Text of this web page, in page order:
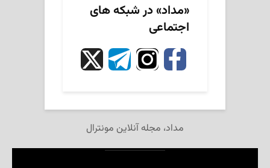
«مداد» در شبکه های
اجتماعی
مداد، مجله آنلاین مونترال